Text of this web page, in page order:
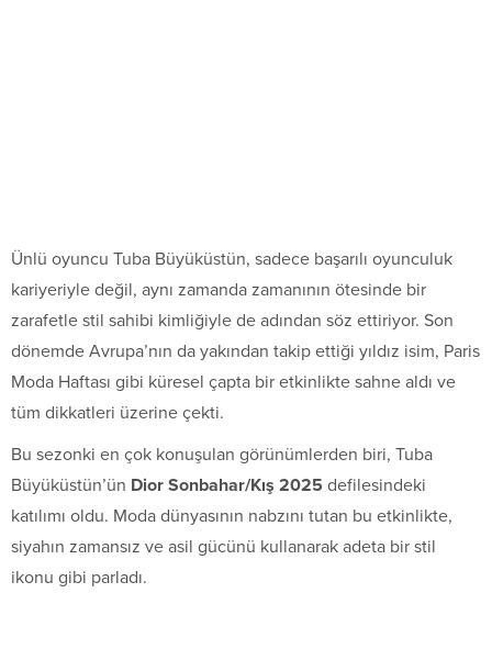
Ünlü oyuncu Tuba Büyüküstün, sadece başarılı oyunculuk
kariyeriyle değil, aynı zamanda zamanının ötesinde bir
zarafetle stil sahibi kimliğiyle de adından söz ettiriyor. Son
dönemde Avrupa’nın da yakından takip ettiği yıldız isim, Paris
Moda Haftası gibi küresel çapta bir etkinlikte sahne aldı ve
tüm dikkatleri üzerine çekti.
Bu sezonki en çok konuşulan görünümlerden biri, Tuba
Büyüküstün’ün Dior Sonbahar/Kış 2025 defilesindeki
katılımı oldu. Moda dünyasının nabzını tutan bu etkinlikte,
siyahın zamansız ve asil gücünü kullanarak adeta bir stil
ikonu gibi parladı.